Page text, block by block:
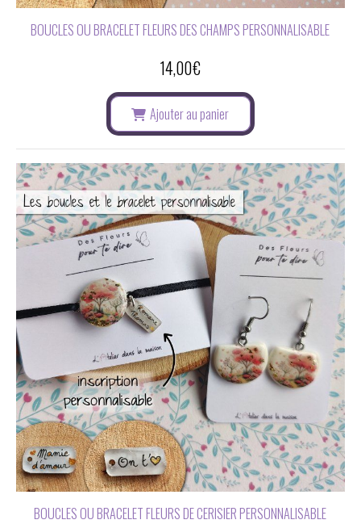
BOUCLES OU BRACELET FLEURS DES CHAMPS PERSONNALISABLE
14,00€
Ajouter au panier
BOUCLES OU BRACELET FLEURS DE CERISIER PERSONNALISABLE